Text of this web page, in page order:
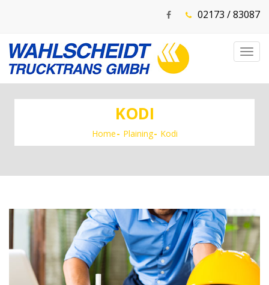
02173 / 83087
KODI
Home Plaining Kodi